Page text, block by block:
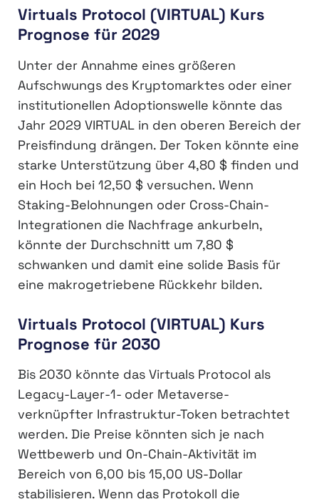
Virtuals Protocol (VIRTUAL) Kurs
Prognose für 2029
Unter der Annahme eines größeren
Aufschwungs des Kryptomarktes oder einer
institutionellen Adoptionswelle könnte das
Jahr 2029 VIRTUAL in den oberen Bereich der
Preisfindung drängen. Der Token könnte eine
starke Unterstützung über 4,80 $ finden und
ein Hoch bei 12,50 $ versuchen. Wenn
Staking-Belohnungen oder Cross-Chain-
Integrationen die Nachfrage ankurbeln,
könnte der Durchschnitt um 7,80 $
schwanken und damit eine solide Basis für
eine makrogetriebene Rückkehr bilden.
Virtuals Protocol (VIRTUAL) Kurs
Prognose für 2030
Bis 2030 könnte das Virtuals Protocol als
Legacy-Layer-1- oder Metaverse-
verknüpfter Infrastruktur-Token betrachtet
werden. Die Preise könnten sich je nach
Wettbewerb und On-Chain-Aktivität im
Bereich von 6,00 bis 15,00 US-Dollar
stabilisieren. Wenn das Protokoll die